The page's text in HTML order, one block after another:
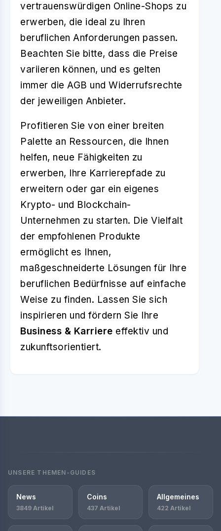
vertrauenswürdigen Online-Shops zu
erwerben, die ideal zu Ihren
beruflichen Anforderungen passen.
Beachten Sie bitte, dass die Preise
variieren können, und es gelten
immer die AGB und Widerrufsrechte
der jeweiligen Anbieter.
Profitieren Sie von einer breiten
Palette an Ressourcen, die Ihnen
helfen, neue Fähigkeiten zu
erwerben, Ihre Karrierepfade zu
erweitern oder gar ein eigenes
Krypto- und Blockchain-
Unternehmen zu starten. Die Vielfalt
der empfohlenen Produkte
ermöglicht es Ihnen,
maßgeschneiderte Lösungen für Ihre
beruflichen Bedürfnisse auf einfache
Weise zu finden. Lassen Sie sich
inspirieren und fördern Sie Ihre
Business & Karriere effektiv und
zukunftsorientiert.
UNSERE THEMEN-GUIDES
News
3849 Artikel
Coins
437 Artikel
Allgemeines
422 Artikel